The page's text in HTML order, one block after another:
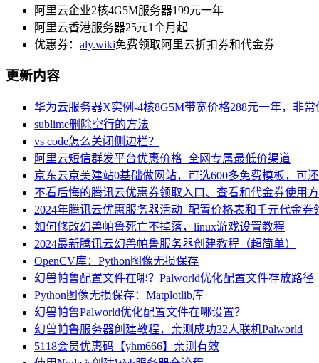
阿里云企业2核4G5M服务器199元一年
阿里云香港服务器25元1个月起
优惠券： aly.wiki免费领取阿里云折扣券和代金券
更新内容
华为云服务器X实例-4核8G5M带宽价格288元一年，非常
sublime删除空行的方法
vs code怎么关闭侧边栏？
阿里云短信群发平台优惠价格_全网专属最低价渠道
京东云京美建站0基础做网站，可选600多免费模板，可还
不看后悔的腾讯云优惠券领取入口、查看和代金券使用
2024年腾讯云优惠服务器活动_配置价格表和千元代金券
如何修改幻兽帕鲁死亡不掉落，linux游戏设置教程
2024最新腾讯云幻兽帕鲁服务器创建教程（超简单）
OpenCV库：Python图像无损保存
幻兽帕鲁配置文件在哪？Palworld优化配置文件存放路径
Python图像无损保存：Matplotlib库
幻兽帕鲁Palworld优化配置文件在哪设置？
幻兽帕鲁服务器创建教程，亲测成功32人联机Palworld
5118会员优惠码【yhm666】亲测有效